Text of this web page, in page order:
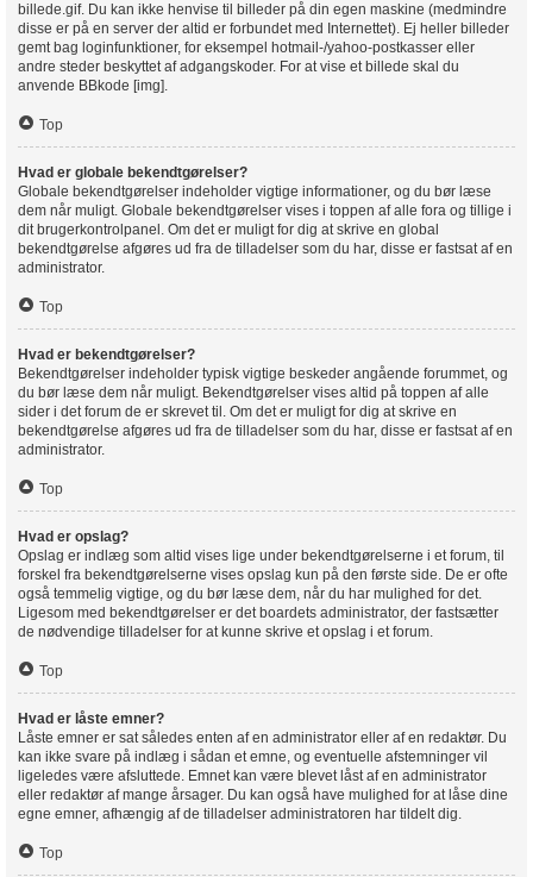
billede.gif. Du kan ikke henvise til billeder på din egen maskine (medmindre
disse er på en server der altid er forbundet med Internettet). Ej heller billeder
gemt bag loginfunktioner, for eksempel hotmail-/yahoo-postkasser eller
andre steder beskyttet af adgangskoder. For at vise et billede skal du
anvende BBkode [img].
Top
Hvad er globale bekendtgørelser?
Globale bekendtgørelser indeholder vigtige informationer, og du bør læse
dem når muligt. Globale bekendtgørelser vises i toppen af alle fora og tillige i
dit brugerkontrolpanel. Om det er muligt for dig at skrive en global
bekendtgørelse afgøres ud fra de tilladelser som du har, disse er fastsat af en
administrator.
Top
Hvad er bekendtgørelser?
Bekendtgørelser indeholder typisk vigtige beskeder angående forummet, og
du bør læse dem når muligt. Bekendtgørelser vises altid på toppen af alle
sider i det forum de er skrevet til. Om det er muligt for dig at skrive en
bekendtgørelse afgøres ud fra de tilladelser som du har, disse er fastsat af en
administrator.
Top
Hvad er opslag?
Opslag er indlæg som altid vises lige under bekendtgørelserne i et forum, til
forskel fra bekendtgørelserne vises opslag kun på den første side. De er ofte
også temmelig vigtige, og du bør læse dem, når du har mulighed for det.
Ligesom med bekendtgørelser er det boardets administrator, der fastsætter
de nødvendige tilladelser for at kunne skrive et opslag i et forum.
Top
Hvad er låste emner?
Låste emner er sat således enten af en administrator eller af en redaktør. Du
kan ikke svare på indlæg i sådan et emne, og eventuelle afstemninger vil
ligeledes være afsluttede. Emnet kan være blevet låst af en administrator
eller redaktør af mange årsager. Du kan også have mulighed for at låse dine
egne emner, afhængig af de tilladelser administratoren har tildelt dig.
Top